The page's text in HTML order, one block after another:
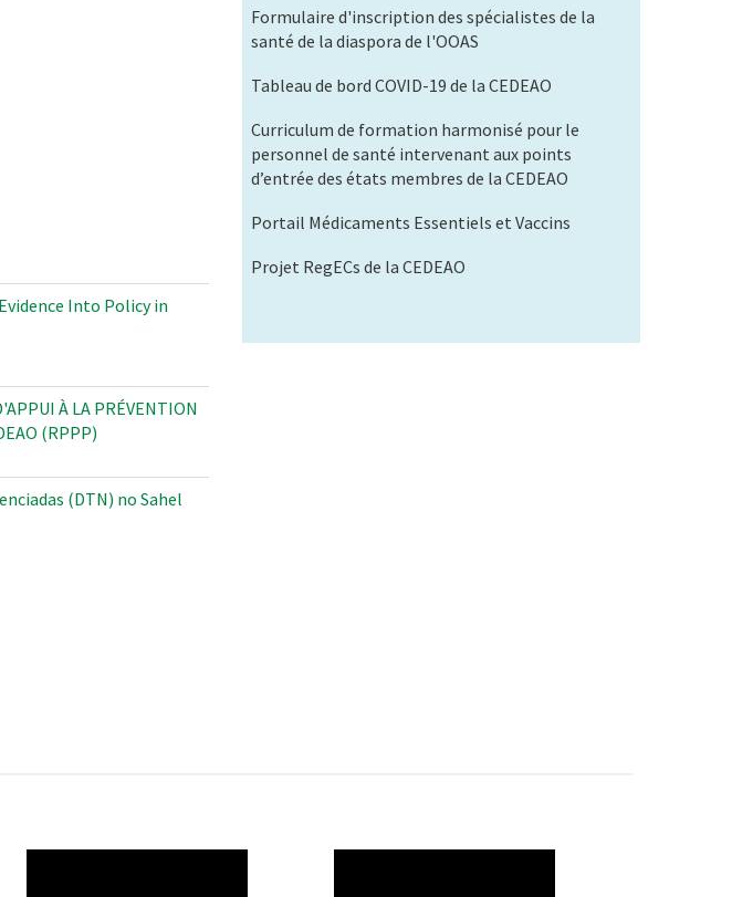
Into Policy in
À LA PRÉVENTION
(RPPP)
(DTN) no Sahel
Formulaire d'inscription des spécialistes de la
santé de la diaspora de l'OOAS
Tableau de bord COVID-19 de la CEDEAO
Curriculum de formation harmonisé pour le
personnel de santé intervenant aux points
d’entrée des états membres de la CEDEAO
Portail Médicaments Essentiels et Vaccins
Projet RegECs de la CEDEAO